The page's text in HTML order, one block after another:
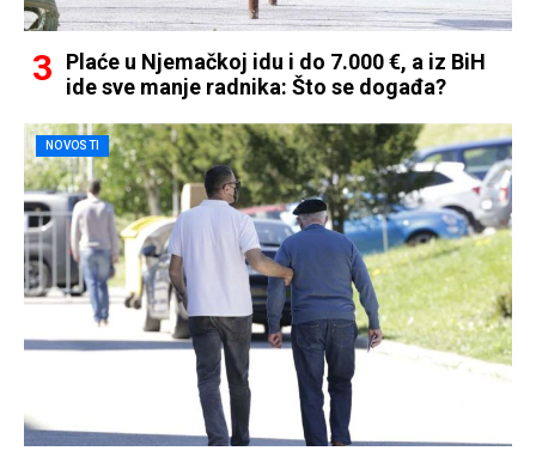
Plaće u Njemačkoj idu i do 7.000 €, a iz BiH
ide sve manje radnika: Što se događa?
NOVOSTI